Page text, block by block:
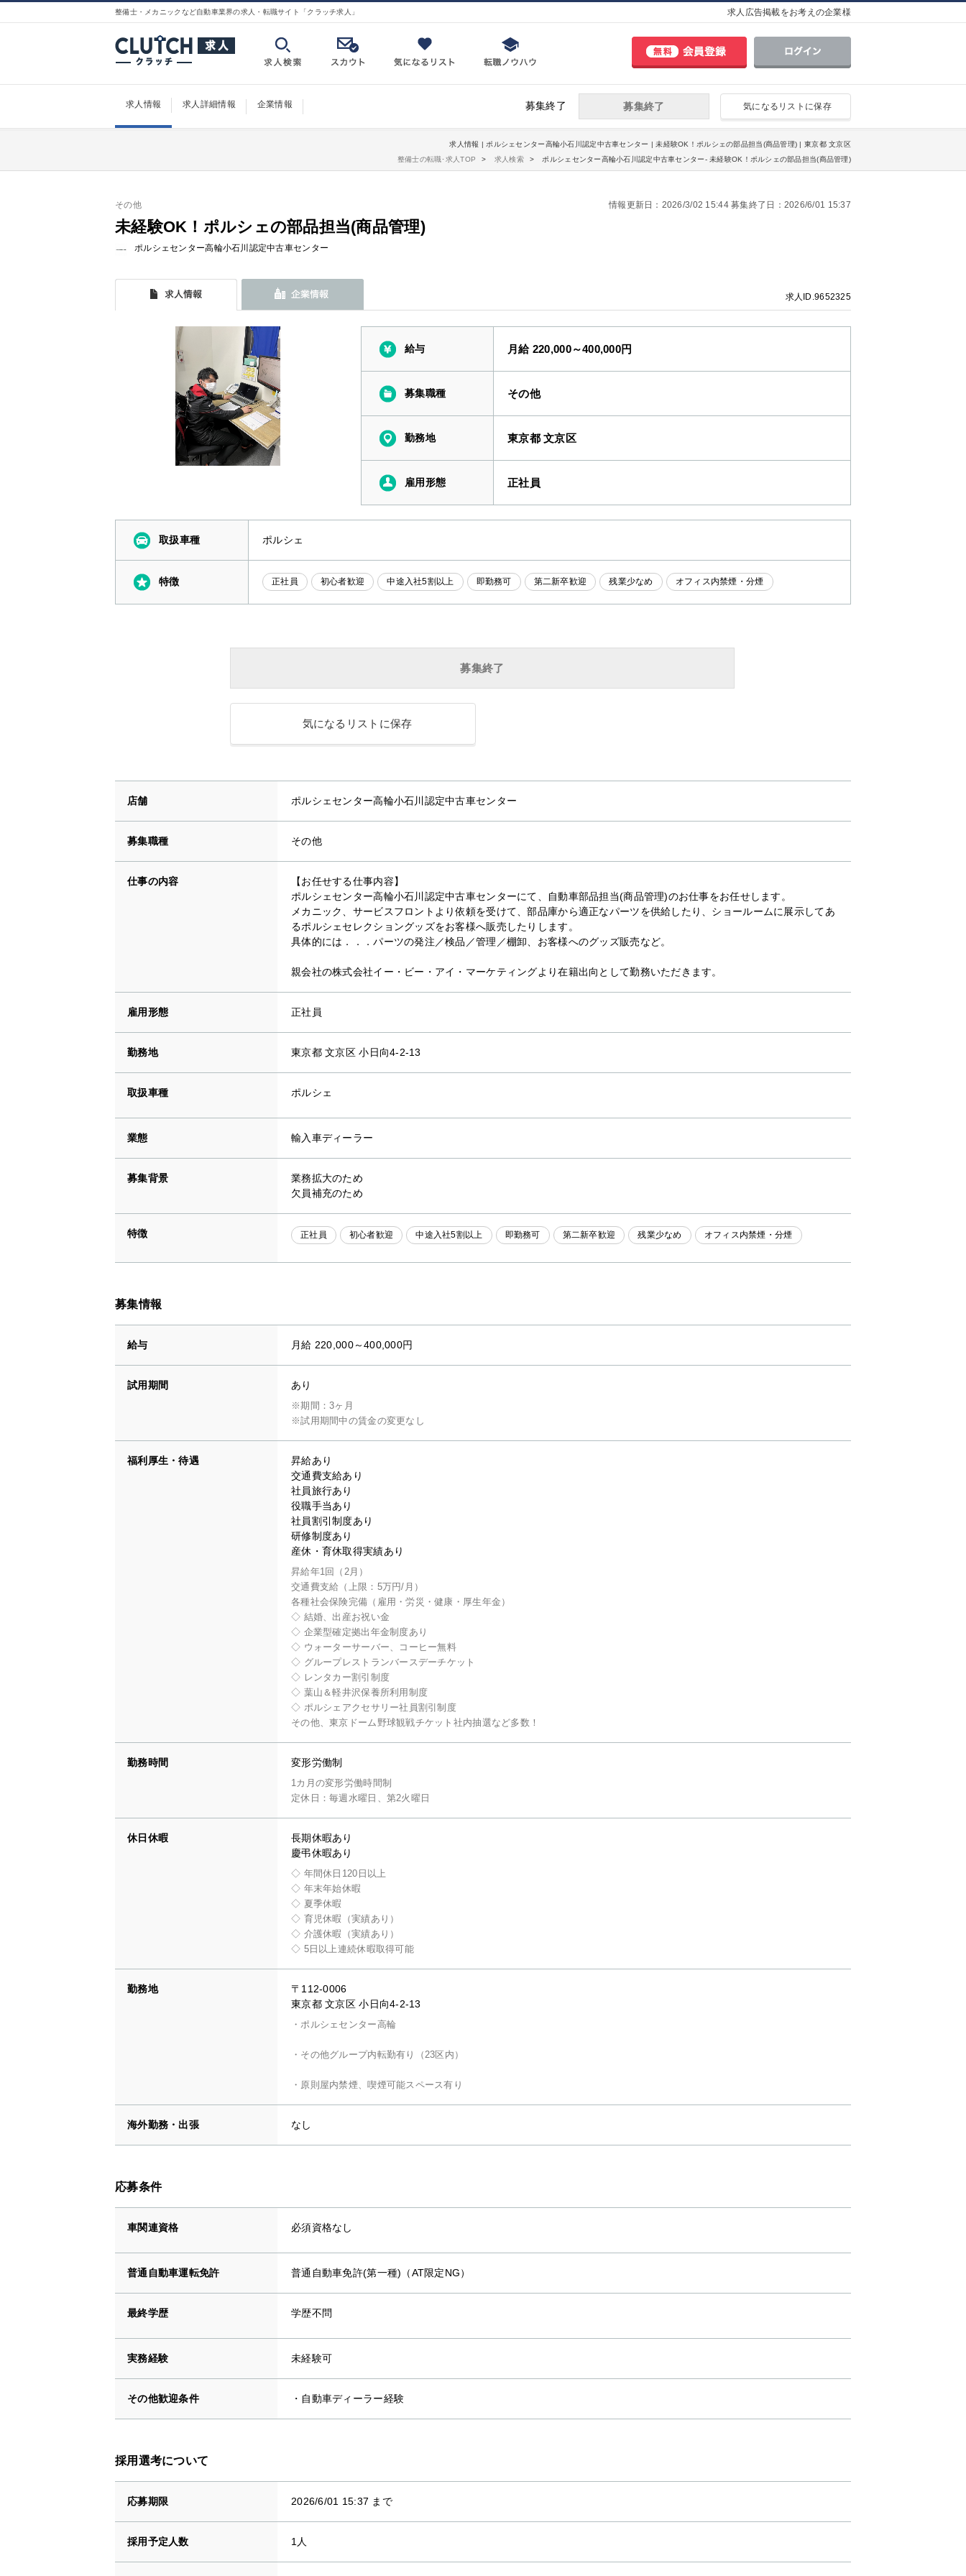
整備士・メカニックなど自動車業界の求人・転職サイト「クラッチ求人」 求人広告掲載をお考えの企業様
求人情報 求人詳細情報 企業情報 気になるリストに保存
募集終了
募集終了
求人情報 | ポルシェセンター高輪小石川認定中古車センター | 未経験OK！ポルシェの部品担当(商品管理) | 東京都 文京区
整備士の転職･求人TOP
求人検索 ポルシェセンター高輪小石川認定中古車センター- 未経験OK！ポルシェの部品担当(商品管理)
情報更新日：2026/3/02 15:44 募集終了日：2026/6/01 15:37
その他
未経験OK！ポルシェの部品担当(商品管理)
ポルシェセンター高輪小石川認定中古車センター
求人ID.9652325
給与 月給 220,000～400,000円
募集職種 その他
勤務地 東京都 文京区
雇用形態 正社員
取扱車種 ポルシェ
特徴 正社員 初心者歓迎 中途入社5割以上 即勤務可 第二新卒歓迎 残業少なめ オフィス内禁煙・分煙
募集終了
気になるリストに保存
店舗 ポルシェセンター高輪小石川認定中古車センター
募集職種 その他
仕事の内容
【お任せする仕事内容】
ポルシェセンター高輪小石川認定中古車センターにて、自動車部品担当(商品管理)のお仕事をお任せします。
メカニック、サービスフロントより依頼を受けて、部品庫から適正なパーツを供給したり、ショールームに展示してあ
るポルシェセレクショングッズをお客様へ販売したりします。
具体的には．．．パーツの発注／検品／管理／棚卸、お客様へのグッズ販売など。
親会社の株式会社イー・ビー・アイ・マーケティングより在籍出向として勤務いただきます。
雇用形態 正社員
勤務地 東京都 文京区 小日向4-2-13
取扱車種 ポルシェ
業態 輸入車ディーラー
募集背景
業務拡大のため
欠員補充のため
特徴 正社員 初心者歓迎 中途入社5割以上 即勤務可 第二新卒歓迎 残業少なめ オフィス内禁煙・分煙
募集情報
給与 月給 220,000～400,000円
試用期間 あり
※期間：3ヶ月
※試用期間中の賃金の変更なし
福利厚生・待遇
昇給あり
交通費支給あり
社員旅行あり
役職手当あり
社員割引制度あり
研修制度あり
産休・育休取得実績あり
昇給年1回（2月）
交通費支給（上限：5万円/月）
各種社会保険完備（雇用・労災・健康・厚生年金）
◇ 結婚、出産お祝い金
◇ 企業型確定拠出年金制度あり
◇ ウォーターサーバー、コーヒー無料
◇ グループレストランバースデーチケット
◇ レンタカー割引制度
◇ 葉山＆軽井沢保養所利用制度
◇ ポルシェアクセサリー社員割引制度
その他、東京ドーム野球観戦チケット社内抽選など多数！
勤務時間 変形労働制
1カ月の変形労働時間制
定休日：毎週水曜日、第2火曜日
休日休暇
長期休暇あり
慶弔休暇あり
◇ 年間休日120日以上
◇ 年末年始休暇
◇ 夏季休暇
◇ 育児休暇（実績あり）
◇ 介護休暇（実績あり）
◇ 5日以上連続休暇取得可能
勤務地
〒112-0006
東京都 文京区 小日向4-2-13
・ポルシェセンター高輪
・その他グループ内転勤有り（23区内）
・原則屋内禁煙、喫煙可能スペース有り
海外勤務・出張 なし
応募条件
車関連資格 必須資格なし
普通自動車運転免許 普通自動車免許(第一種)（AT限定NG）
最終学歴 学歴不問
実務経験 未経験可
その他歓迎条件 ・自動車ディーラー経験
採用選考について
応募期限 2026/6/01 15:37 まで
採用予定人数 1人